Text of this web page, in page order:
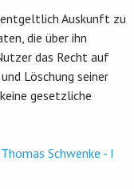
Auskunft zu
die über ihn
das Recht auf
Löschung seiner
gesetzliche
Schwenke - I